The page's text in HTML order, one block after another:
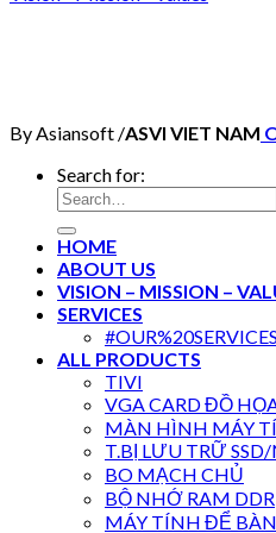
By Asiansoft /ASVI VIET NAM
Search for:
HOME
ABOUT US
VISION – MISSION –
SERVICES
#OUR%20SERVICES
ALL PRODUCTS
TIVI
VGA CARD ĐỒ
MÀN HÌNH MÁY
T.BỊ LƯU TRỮ
BO MẠCH CHỦ
BỘ NHỚ RAM DDR
MÁY TÍNH ĐỂ